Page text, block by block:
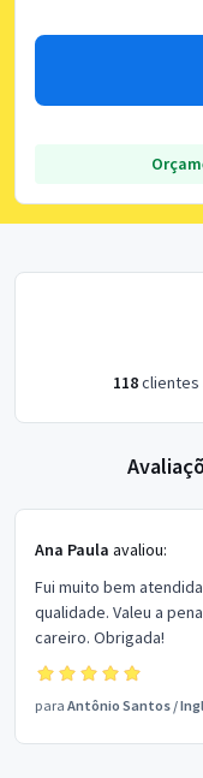
118clientes
Ana Paula avaliou:
Fui muito bem
qualidade. Valeu a
careiro. Obrigada!
para Antônio Santos /